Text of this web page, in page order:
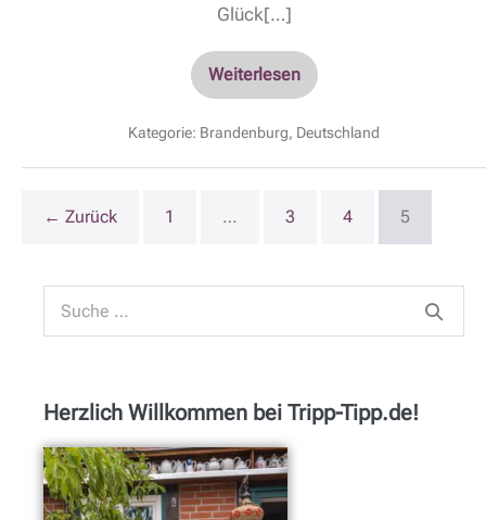
Glück[…]
Weiterlesen
Kategorie: Brandenburg, Deutschland
← Zurück 1 … 3 4 5
Herzlich Willkommen bei Tripp-Tipp.de!